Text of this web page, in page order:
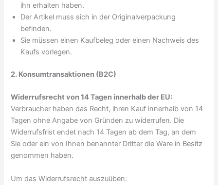
ihn erhalten haben.
Der Artikel muss sich in der Originalverpackung
befinden.
Sie müssen einen Kaufbeleg oder einen Nachweis des
Kaufs vorlegen.
2. Konsumtransaktionen (B2C)
Widerrufsrecht von 14 Tagen innerhalb der EU:
Verbraucher haben das Recht, ihren Kauf innerhalb von 14
Tagen ohne Angabe von Gründen zu widerrufen. Die
Widerrufsfrist endet nach 14 Tagen ab dem Tag, an dem
Sie oder ein von Ihnen benannter Dritter die Ware in Besitz
genommen haben.
Um das Widerrufsrecht auszuüben: